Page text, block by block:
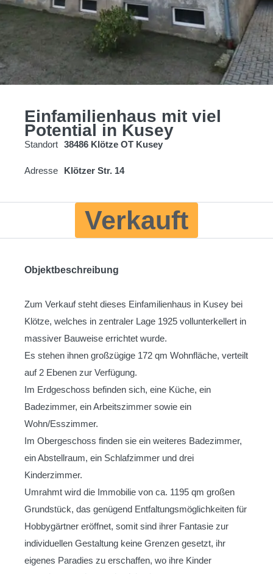
Einfamilienhaus mit viel
Potential in Kusey
Standort 38486 Klötze OT Kusey
Adresse Klötzer Str. 14
Verkauft
Objektbeschreibung
Zum Verkauf steht dieses Einfamilienhaus in Kusey bei
Klötze, welches in zentraler Lage 1925 vollunterkellert in
massiver Bauweise errichtet wurde.
Es stehen ihnen großzügige 172 qm Wohnfläche, verteilt
auf 2 Ebenen zur Verfügung.
Im Erdgeschoss befinden sich, eine Küche, ein
Badezimmer, ein Arbeitszimmer sowie ein
Wohn/Esszimmer.
Im Obergeschoss finden sie ein weiteres Badezimmer,
ein Abstellraum, ein Schlafzimmer und drei
Kinderzimmer.
Umrahmt wird die Immobilie von ca. 1195 qm großen
Grundstück, das genügend Entfaltungsmöglichkeiten für
Hobbygärtner eröffnet, somit sind ihrer Fantasie zur
individuellen Gestaltung keine Grenzen gesetzt, ihr
eigenes Paradies zu erschaffen, wo ihre Kinder